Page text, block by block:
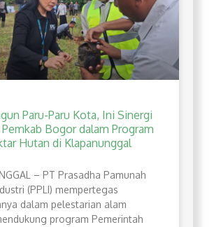
Paru-Paru Kota, Ini Sinergi
Pemkab Bogor dalam Program
Hutan di Klapanunggal
– PT Prasadha Pamunah
(PPLI) mempertegas
dalam pelestarian alam
program Pemerintah